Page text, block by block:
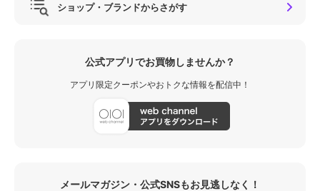
ショップ・ブランドからさがす
公式アプリでお買物しませんか？
アプリ限定クーポンやおトクな情報を配信中！
メールマガジン・公式SNSもお見逃しなく！